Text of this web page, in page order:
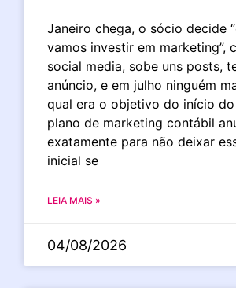
Janeiro chega, o sócio decide
vamos investir em marketing”,
social media, sobe uns posts,
anúncio, e em julho ninguém
qual era o objetivo do início do
plano de marketing contábil
exatamente para não deixar
inicial se
LEIA MAIS »
04/08/2026